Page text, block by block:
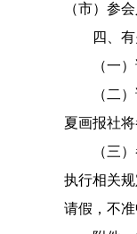
（市）参
四、
（一
（二
夏画报社
（三
执行相关
请假，不准